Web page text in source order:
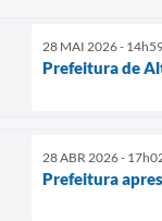
28 MAI 2026 -
Prefeitura de
28 ABR 2026 -
Prefeitura